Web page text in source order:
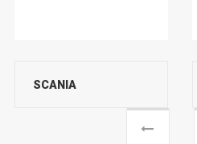
SCANIA
Previous